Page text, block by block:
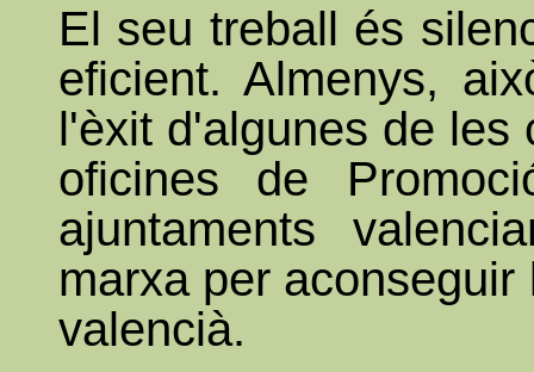
El seu treball és
eficient. Almenys,
l'èxit d'algunes de les
oficines de
ajuntaments
marxa per
valencià.